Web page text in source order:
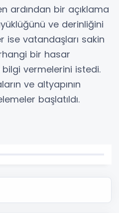
ardından bir açıklama
ve derinliğini
ise vatandaşları sakin
bir hasar
vermelerini istedi.
ve altyapının
başlatıldı.